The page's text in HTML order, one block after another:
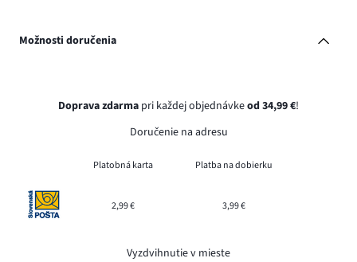
Možnosti doručenia
Doprava zdarma pri každej objednávkeod 34,99 €!
Doručenie na adresu
Platobná karta Platba na dobierku
2,99 € 3,99 €
Vyzdvihnutie v mieste